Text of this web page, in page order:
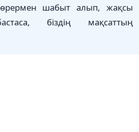
шабыт алып, жақсы
біздің мақсаттың